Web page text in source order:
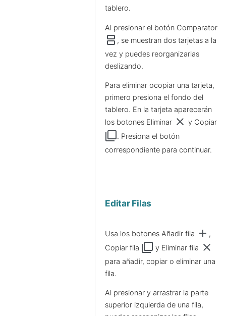
tablero.
Al presionar el botón Comparator
splitscreen , se muestran dos tarjetas a la
vez y puedes reorganizarlas
deslizando.
Para eliminar ocopiar una tarjeta,
primero presiona el fondo del
tablero. En la tarjeta aparecerán
los botones Eliminar clear y Copiar
filter_none. Presiona el botón
correspondiente para continuar.
Editar Filas
Usa los botones Añadir fila add ,
Copiar fila filter_none y Eliminar fila clear
para añadir, copiar o eliminar una
fila.
Al presionar y arrastrar la parte
superior izquierda de una fila,